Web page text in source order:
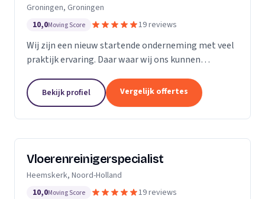
Groningen, Groningen
10,0Moving Score 19 reviews
Wij zijn een nieuw startende onderneming met veel
praktijk ervaring. Daar waar wij ons kunnen
schijven. Direct antwoord en flexibele
inzetbaarheid....
Bekijk profiel Vergelijk offertes
Vloerenreinigerspecialist
Heemskerk, Noord-Holland
10,0Moving Score 19 reviews